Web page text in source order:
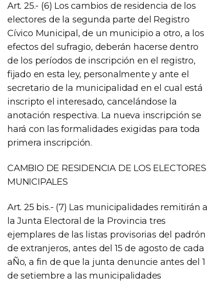
Art. 25.- (6) Los cambios de residencia de los
electores de la segunda parte del Registro
Cívico Municipal, de un municipio a otro, a los
efectos del sufragio, deberán hacerse dentro
de los períodos de inscripción en el registro,
fijado en esta ley, personalmente y ante el
secretario de la municipalidad en el cual está
inscripto el interesado, cancelándose la
anotación respectiva. La nueva inscripción se
hará con las formalidades exigidas para toda
primera inscripción.
CAMBIO DE RESIDENCIA DE LOS ELECTORES
MUNICIPALES
Art. 25 bis.- (7) Las municipalidades remitirán a
la Junta Electoral de la Provincia tres
ejemplares de las listas provisorias del padrón
de extranjeros, antes del 15 de agosto de cada
aÑo, a fin de que la junta denuncie antes del 1
de setiembre a las municipalidades